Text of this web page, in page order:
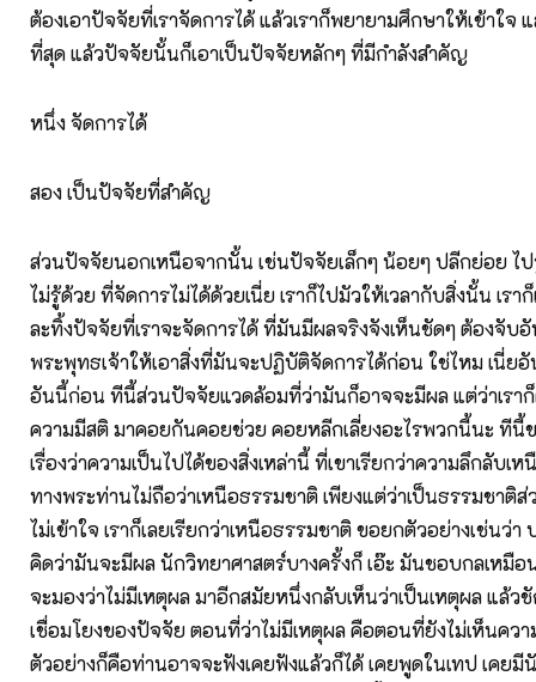
ต้องเอาปัจจัยที่เราจัดการได้ แล้วเราก็พยายามศึกษาให้เข้าใจ
ที่สุด แล้วปัจจัยนั้นก็เอาเป็นปัจจัยหลักๆ ที่มีกำลังสำคัญ
หนึ่ง จัดการได้
สอง เป็นปัจจัยที่สำคัญ
ส่วนปัจจัยนอกเหนือจากนั้น เช่นปัจจัยเล็กๆ น้อยๆ ปลีกย่อย ไ
ไม่รู้ด้วย ที่จัดการไม่ได้ด้วยเนี่ย เราก็ไปมัวให้เวลากับสิ่งนั้น เรา
ละทิ้งปัจจัยที่เราจะจัดการได้ ที่มันมีผลจริงจังเห็นชัดๆ ต้องจับ
พระพุทธเจ้าให้เอาสิ่งที่มันจะปฏิบัติจัดการได้ก่อน ใช่ไหม เนี่ย
อันนี้ก่อน ทีนี้ส่วนปัจจัยแวดล้อมที่ว่ามันก็อาจจะมีผล แต่ว่าเรา
ความมีสติ มาคอยกันคอยช่วย คอยหลีกเลี่ยงอะไรพวกนี้นะ ทีนี้
เรื่องว่าความเป็นไปได้ของสิ่งเหล่านี้ ที่เขาเรียกว่าความลึกลับเ
ทางพระท่านไม่ถือว่าเหนือธรรมชาติ เพียงแต่ว่าเป็นธรรมชาติส่
ไม่เข้าใจ เราก็เลยเรียกว่าเหนือธรรมชาติ ขอยกตัวอย่างเช่นว่า
คิดว่ามันจะมีผล นักวิทยาศาสตร์บางครั้งก็ เอ๊ะ มันชอบกลเหมื
จะมองว่าไม่มีเหตุผล มาอีกสมัยหนึ่งกลับเห็นว่าเป็นเหตุผล แล้ว
เชื่อมโยงของปัจจัย ตอนที่ว่าไม่มีเหตุผล คือตอนที่ยังไม่เห็นคว
ตัวอย่างก็คือท่านอาจจะฟังเคยฟังแล้วก็ได้ เคยพูดในเทป เคย